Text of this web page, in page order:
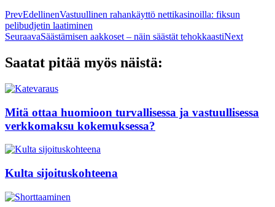
PrevEdellinenVastuullinen rahankäyttö nettikasinoilla: fiksun
pelibudjetin laatiminen
SeuraavaSäästämisen aakkoset – näin säästät tehokkaastiNext
Saatat pitää myös näistä:
Mitä ottaa huomioon turvallisessa ja vastuullisessa
verkkomaksu kokemuksessa?
Kulta sijoituskohteena